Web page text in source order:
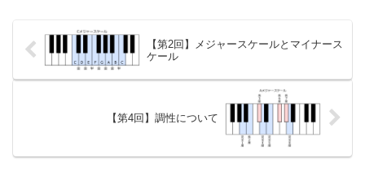
【第2回】メジャースケールとマイナース
ケール
【第4回】調性について